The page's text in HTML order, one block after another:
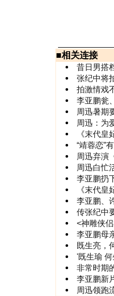
■相关连接
昔日男搭
张纪中将
拍激情戏
李亚鹏瓮
周迅暑期
周迅：为
《末代
“靖蓉恋”
周迅弃演
周迅白忙
李亚鹏扔
《末代
李亚鹏、
传张纪中
<神雕侠
李亚鹏母
既生亮，
'既生瑜
非常时期
李亚鹏新
周迅领跑